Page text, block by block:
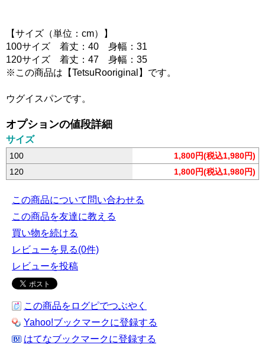
【サイズ（単位：cm）】
100サイズ 着丈：40 身幅：31
120サイズ 着丈：47 身幅：35
※この商品は【TetsuRooriginal】です。
ウグイスパンです。
オプションの値段詳細
サイズ
100
1,800円(税込1,980円)
120
1,800円(税込1,980円)
この商品について問い合わせる
この商品を友達に教える
買い物を続ける
レビューを見る(0件)
レビューを投稿
この商品をログピでつぶやく
Yahoo!ブックマークに登録する
はてなブックマークに登録する